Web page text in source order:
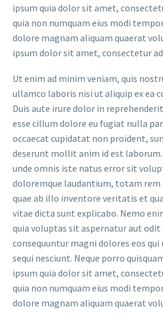
ipsum quia dolor sit amet,
quia non numquam eius modi
dolore magnam aliquam quaerat
ipsum dolor sit amet, consectetur
Ut enim ad minim veniam, quis
ullamco laboris nisi ut aliquip ex ea
Duis aute irure dolor in
esse cillum dolore eu fugiat nulla
occaecat cupidatat non proident,
deserunt mollit anim id est
unde omnis iste natus error sit
doloremque laudantium, totam rem
quae ab illo inventore veritatis et
vitae dicta sunt explicabo. Nemo
quia voluptas sit aspernatur aut odit
consequuntur magni dolores eos
sequi nesciunt. Neque porro
ipsum quia dolor sit amet,
quia non numquam eius modi
dolore magnam aliquam quaerat